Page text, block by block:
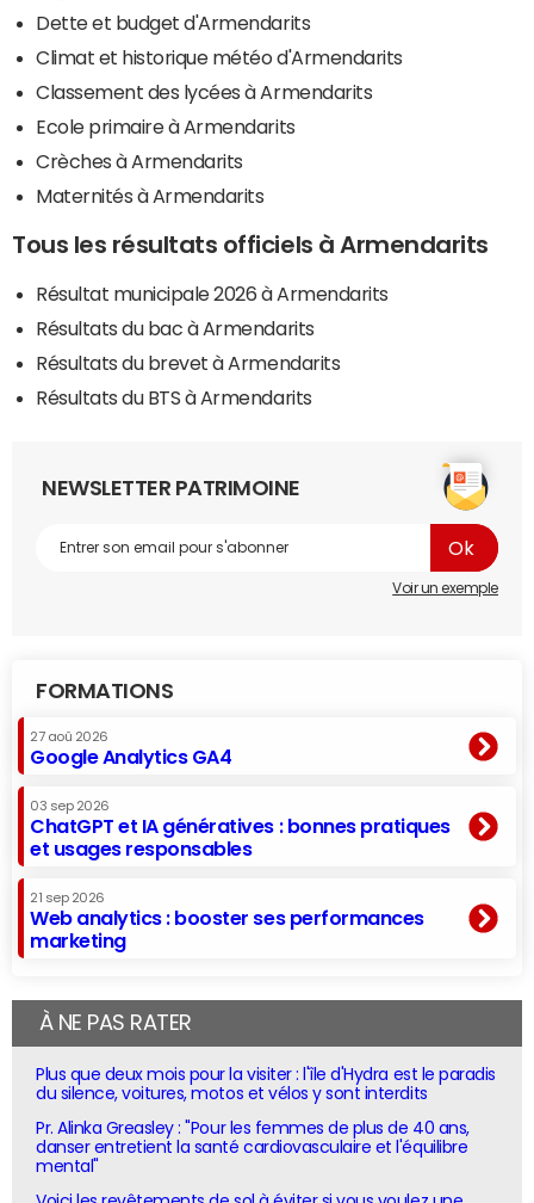
Dette et budget d'Armendarits
Climat et historique météo d'Armendarits
Classement des lycées à Armendarits
Ecole primaire à Armendarits
Crèches à Armendarits
Maternités à Armendarits
Tous les résultats officiels à Armendarits
Résultat municipale 2026 à Armendarits
Résultats du bac à Armendarits
Résultats du brevet à Armendarits
Résultats du BTS à Armendarits
NEWSLETTER PATRIMOINE
Voir un exemple
FORMATIONS
27 aoû 2026
Google Analytics GA4
03 sep 2026
ChatGPT et IA génératives : bonnes pratiques
et usages responsables
21 sep 2026
Web analytics : booster ses performances
marketing
À NE PAS RATER
Plus que deux mois pour la visiter : l'île d'Hydra est le paradis
du silence, voitures, motos et vélos y sont interdits
Pr. Alinka Greasley : "Pour les femmes de plus de 40 ans,
danser entretient la santé cardiovasculaire et l'équilibre
mental"